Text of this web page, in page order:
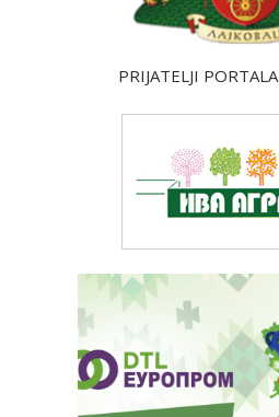
PRIJATELJI PORTALA